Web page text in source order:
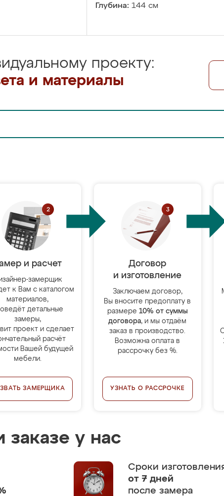
Глубина: 144 см
проекту:
и материалы
и расчет
замерщик
к Вам с каталогом
материалов,
детальные
замеры,
проект и сделает
расчёт
Вашей будущей
мебели.
ЗАМЕРЩИКА
Договор
и изготовление
Заключаем договор,
Вы вносите предоплату в
размере 10% от суммы
договора, и мы отдаём
заказ в производство.
Возможна оплата в
рассрочку без %.
УЗНАТЬ О РАССРОЧКЕ
заказе у нас
Сроки
от 7 дней
после замера